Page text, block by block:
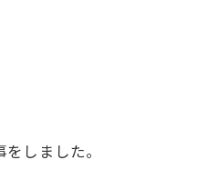
しました。